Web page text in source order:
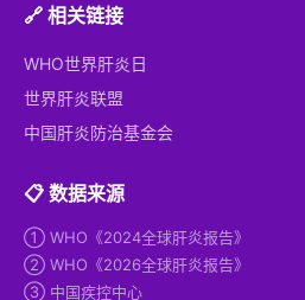
🔗 相关链接
WHO世界肝炎日
世界肝炎联盟
中国肝炎防治基金会
📋 数据来源
① WHO《2024全球肝炎报告》
② WHO《2026全球肝炎报告》
③ 中国疾控中心